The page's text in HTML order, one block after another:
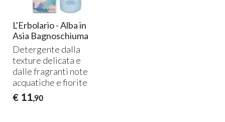
L'Erbolario - Alba in
Asia Bagnoschiuma
Detergente dalla
texture delicata e
dalle fragranti note
acquatiche e fiorite
€ 11,90